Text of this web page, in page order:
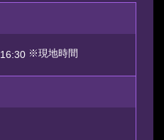
16:30 ※現地時間